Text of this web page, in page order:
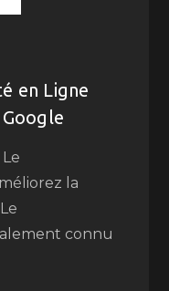
en Ligne
la
connu